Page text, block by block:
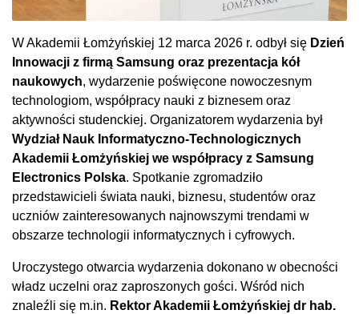
W Akademii Łomżyńskiej 12 marca 2026 r. odbył się Dzień
Innowacji z firmą Samsung oraz prezentacja kół
naukowych, wydarzenie poświęcone nowoczesnym
technologiom, współpracy nauki z biznesem oraz
aktywności studenckiej. Organizatorem wydarzenia był
Wydział Nauk Informatyczno-Technologicznych
Akademii Łomżyńskiej we współpracy z Samsung
Electronics Polska. Spotkanie zgromadziło
przedstawicieli świata nauki, biznesu, studentów oraz
uczniów zainteresowanych najnowszymi trendami w
obszarze technologii informatycznych i cyfrowych.
Uroczystego otwarcia wydarzenia dokonano w obecności
władz uczelni oraz zaproszonych gości. Wśród nich
znaleźli się m.in. Rektor Akademii Łomżyńskiej dr hab.